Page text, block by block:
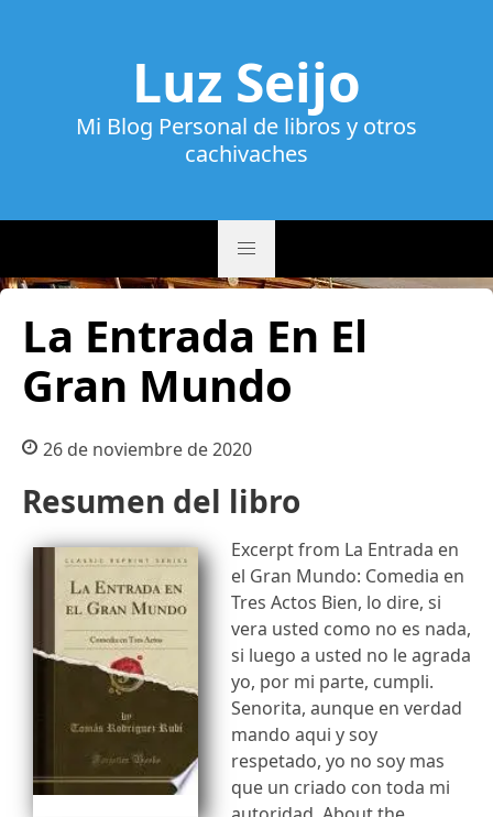
Luz Seijo
Mi Blog Personal de libros y otros
cachivaches
La Entrada En El
Gran Mundo
26 de noviembre de 2020
Resumen del libro
Excerpt from La Entrada en
el Gran Mundo: Comedia en
Tres Actos Bien, lo dire, si
vera usted como no es nada,
si luego a usted no le agrada
yo, por mi parte, cumpli.
Senorita, aunque en verdad
mando aqui y soy
respetado, yo no soy mas
que un criado con toda mi